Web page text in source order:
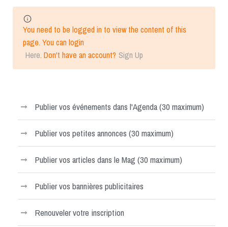
You need to be logged in to view the content of this
page. You can login
Here. Don't have an account? Sign Up
Publier vos événements dans l'Agenda (30 maximum)
Publier vos petites annonces (30 maximum)
Publier vos articles dans le Mag (30 maximum)
Publier vos bannières publicitaires
Renouveler votre inscription